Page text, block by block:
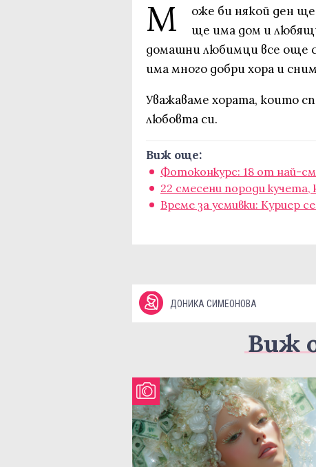
М
оже би някой ден
ще има дом и
домашни любимци все още
има много добри хора и
Уважаваме хората, които
любовта си.
Виж още:
Фотоконкурс: 18 от най-
22 смесени породи
Време за усмивки: Куриер
ДОНИКА СИМЕОНОВА
Виж